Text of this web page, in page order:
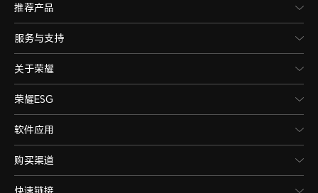
推荐产品
服务与支持
关于荣耀
荣耀ESG
软件应用
购买渠道
快速链接